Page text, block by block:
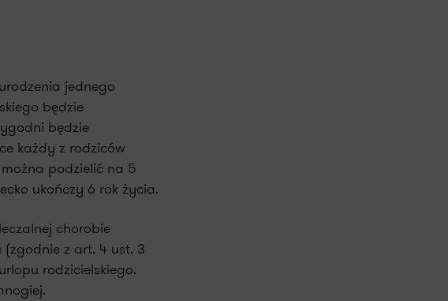
jednego
będzie
będzie
każdy z rodziców
podzielić na 5
ukończy 6 rok życia.
chorobie
z art. 4 ust. 3
rodzicielskiego.